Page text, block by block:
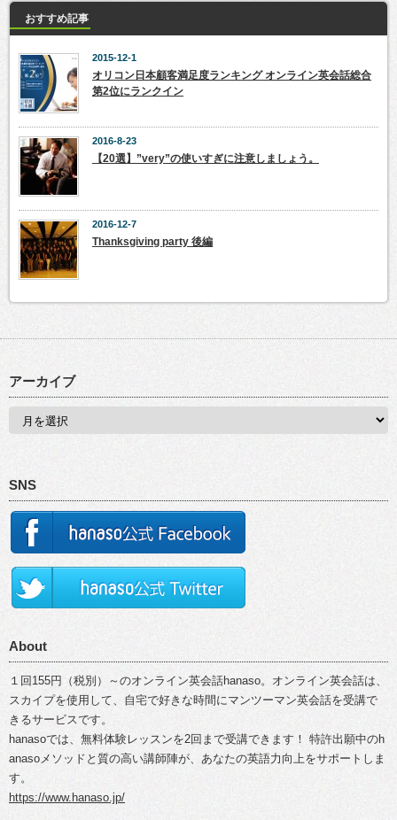
おすすめ記事
2015-12-1
オリコン日本顧客満足度ランキング オンライン英会話総合
第2位にランクイン
2016-8-23
【20選】”very”の使いすぎに注意しましょう。
2016-12-7
Thanksgiving party 後編
アーカイブ
SNS
About
１回155円（税別）～のオンライン英会話hanaso。オンライン英会話は、
スカイプを使用して、自宅で好きな時間にマンツーマン英会話を受講で
きるサービスです。
hanasoでは、無料体験レッスンを2回まで受講できます！ 特許出願中のh
anasoメソッドと質の高い講師陣が、あなたの英語力向上をサポートしま
す。
https://www.hanaso.jp/